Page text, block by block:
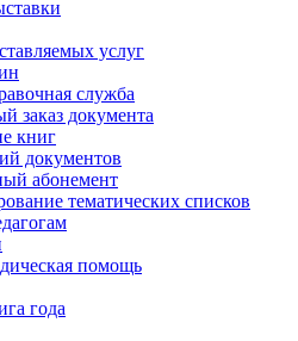
услуг
служба
заказ документа
книг
документов
абонемент
тематических списков
помощь
года